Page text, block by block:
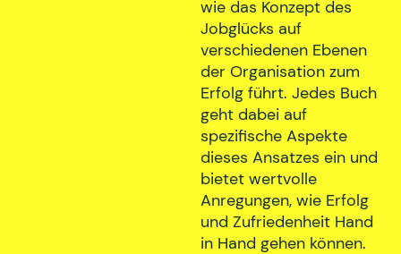
wie das Konzept des
Jobglücks auf
verschiedenen Ebenen
der Organisation zum
Erfolg führt. Jedes Buch
geht dabei auf
spezifische Aspekte
dieses Ansatzes ein und
bietet wertvolle
Anregungen, wie Erfolg
und Zufriedenheit Hand
in Hand gehen können.